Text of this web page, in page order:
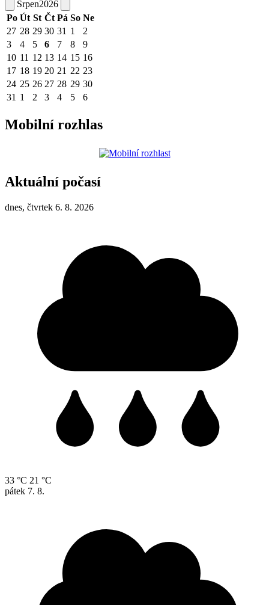
Srpen2026
Po Út St Čt Pá So Ne
27 28 29 30 31 1
2
3
4 5 6 7 8
9
10 11 12 13 14 15 16
17 18 19 20 21 22 23
24 25 26 27 28 29 30
31 1 2 3 4 5 6
Mobilní rozhlas
Aktuální počasí
dnes, čtvrtek 6. 8. 2026
33 °C 21 °C
pátek 7. 8.